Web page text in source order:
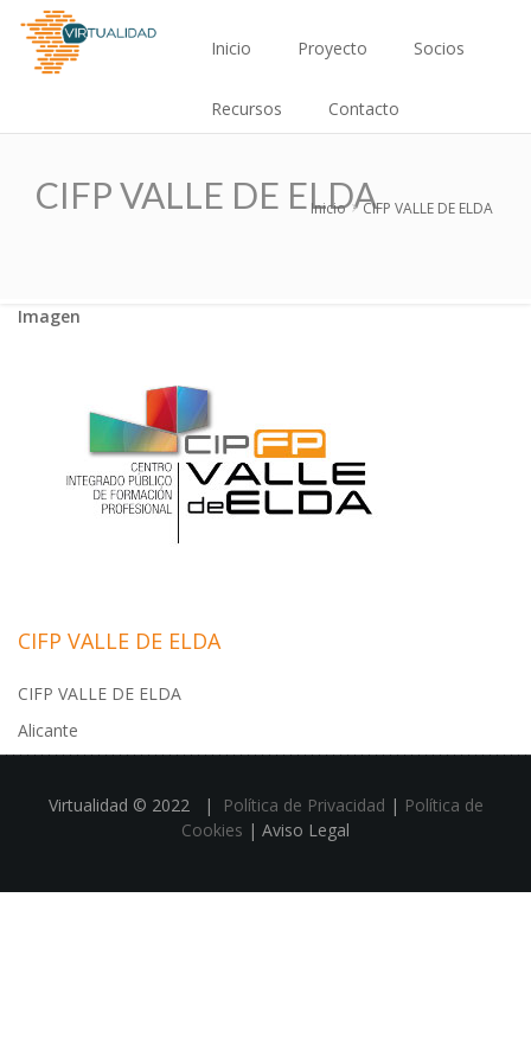
Pasar
contenido
Main
Inicio Proyecto Socios
Recursos Contacto
CIFP VALLE DE ELDA
de
navegación
Inicio CIFP VALLE DE ELDA
Imagen
CIFP VALLE DE ELDA
CIFP VALLE DE ELDA
Alicante
Virtualidad © 2022 | Política de Privacidad | Política de
Cookies | Aviso Legal